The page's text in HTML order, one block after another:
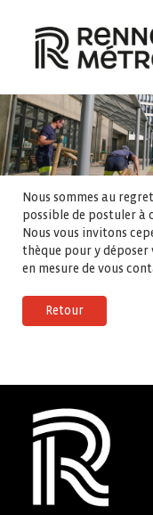
Nous sommes au
possible de postuler à
Nous vous invitons
thèque pour y déposer
en mesure de vous
Retour